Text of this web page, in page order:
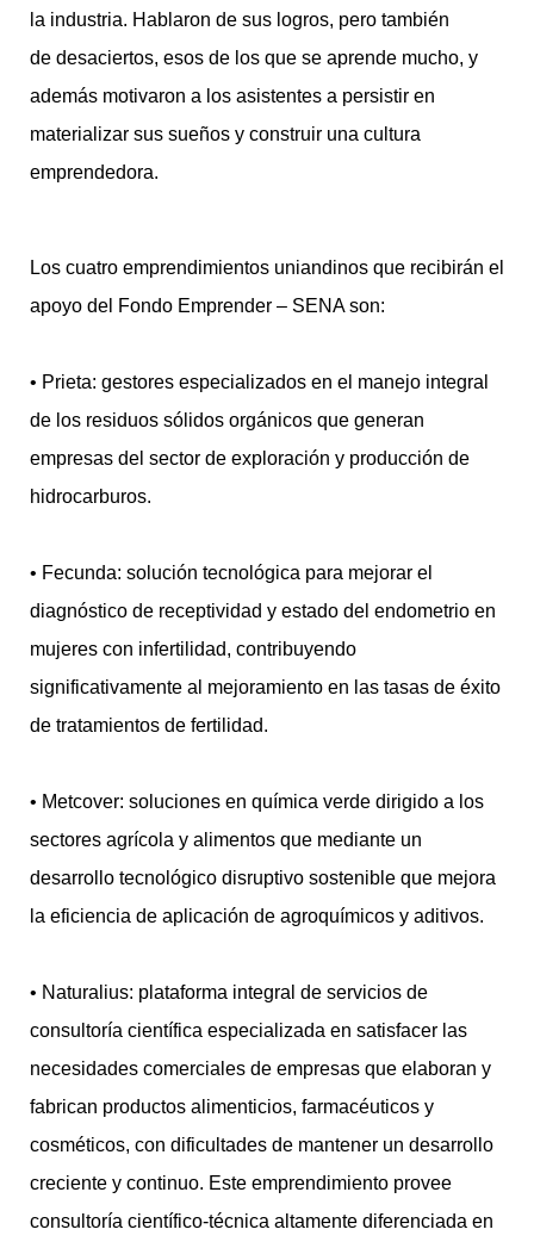
la industria. Hablaron de sus logros, pero también
de desaciertos, esos de los que se aprende mucho, y
además motivaron a los asistentes a persistir en
materializar sus sueños y construir una cultura
emprendedora.
Los cuatro emprendimientos uniandinos que recibirán el
apoyo del Fondo Emprender – SENA son:
• Prieta: gestores especializados en el manejo integral
de los residuos sólidos orgánicos que generan
empresas del sector de exploración y producción de
hidrocarburos.
• Fecunda: solución tecnológica para mejorar el
diagnóstico de receptividad y estado del endometrio en
mujeres con infertilidad, contribuyendo
significativamente al mejoramiento en las tasas de éxito
de tratamientos de fertilidad.
• Metcover: soluciones en química verde dirigido a los
sectores agrícola y alimentos que mediante un
desarrollo tecnológico disruptivo sostenible que mejora
la eficiencia de aplicación de agroquímicos y aditivos.
• Naturalius: plataforma integral de servicios de
consultoría científica especializada en satisfacer las
necesidades comerciales de empresas que elaboran y
fabrican productos alimenticios, farmacéuticos y
cosméticos, con dificultades de mantener un desarrollo
creciente y continuo. Este emprendimiento provee
consultoría científico-técnica altamente diferenciada en